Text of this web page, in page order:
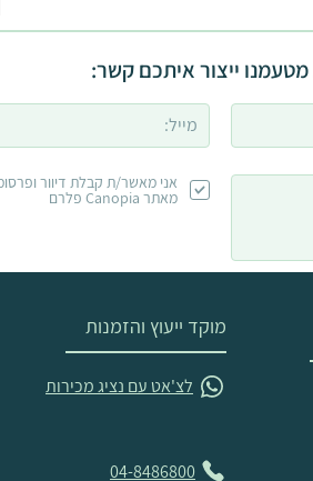
מטעמנו ייצור איתכם קשר:
אני מאשר/ת קבלת דיוור
מאתר Canopia פלרם
מוקד ייעוץ והזמנות
לצ'אט עם נציג מכירות
04-8486800